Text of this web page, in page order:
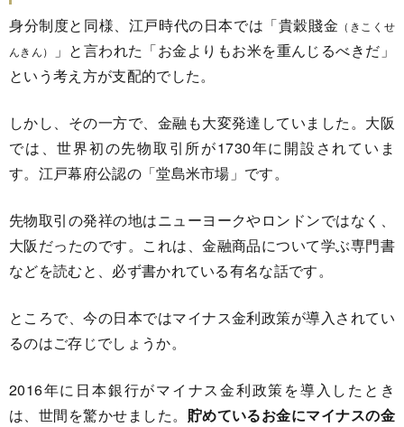
身分制度と同様、江戸時代の日本では「貴穀賤金 （きこくせ
んきん）
」と言われた「お金よりもお米を重んじるべきだ」
という考え方が支配的でした。
しかし、その一方で、金融も大変発達していました。大阪
では、世界初の先物取引所が1730年に開設されていま
す。江戸幕府公認の「堂島米市場」です。
先物取引の発祥の地はニューヨークやロンドンではなく、
大阪だったのです。これは、金融商品について学ぶ専門書
などを読むと、必ず書かれている有名な話です。
ところで、今の日本ではマイナス金利政策が導入されてい
るのはご存じでしょうか。
2016年に日本銀行がマイナス金利政策を導入したとき
は、世間を驚かせました。 貯めているお金にマイナスの金